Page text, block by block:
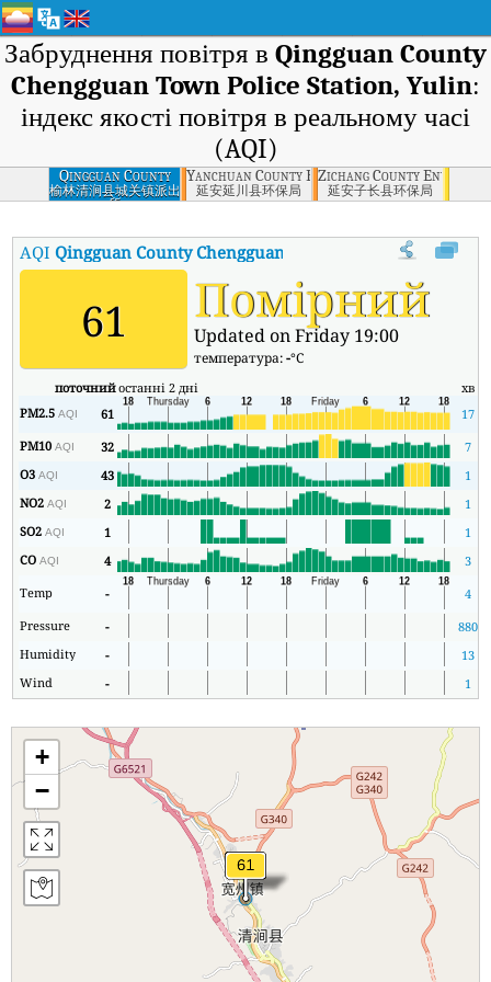
Забруднення повітря в Qingguan County
Chengguan Town Police Station, Yulin:
індекс якості повітря в реальному часі
(AQI)
Qingguan County
Chengguan Town
Police Station,
榆林清涧县城关镇派出
所
Yanchuan County Environmental Protection
延安延川县环保局
Zichang County
延安子长县环保局
AQIQingguan County Chengguan Town Police Station,
61 Помірний
Updated on Friday 19:00
температура:-°C
поточнийостанні 2 дні хв
PM2.5AQI 61 17
PM10AQI 32 7
O3AQI 43 1
NO2AQI 2 1
SO2AQI 1
1
COAQI 4
3
Temp
- 4
Pressure
- 880
Humidity
- 13
Wind
- 1
+
−